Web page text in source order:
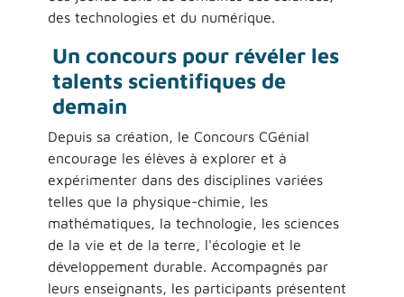
des technologies et du numérique.
Un concours pour révéler les
talents scientifiques de
demain
Depuis sa création, le Concours CGénial
encourage les élèves à explorer et à
expérimenter dans des disciplines variées
telles que la physique-chimie, les
mathématiques, la technologie, les sciences
de la vie et de la terre, l'écologie et le
développement durable. Accompagnés par
leurs enseignants, les participants présentent